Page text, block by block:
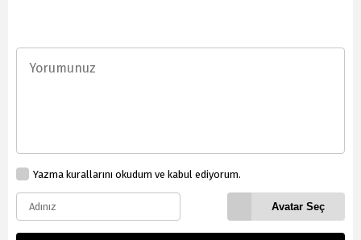
Yazma kurallarını okudum ve kabul ediyorum.
Avatar Seç